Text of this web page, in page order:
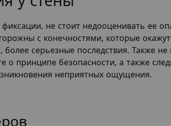
не стоит недооценивать ее
с конечностями, которые
серьезные последствия. Также
принципе безопасности, а также
неприятных ощущения.